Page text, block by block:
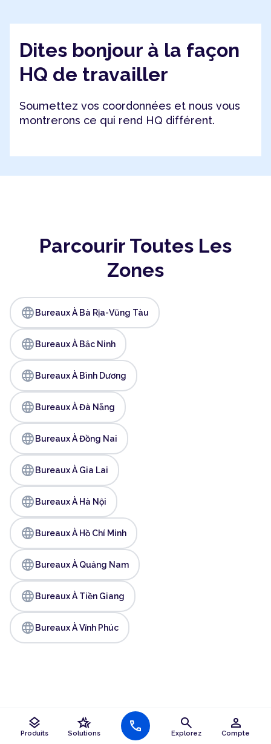
layers
Produits
hotel_class
Solutions call search
Explorez
person
Compte
Dites bonjour à la façon
HQ de travailler
Soumettez vos coordonnées et nous vous
montrerons ce qui rend HQ différent.
Parcourir Toutes Les
Zones
language Bureaux À Bà Rịa-Vũng Tàu
language Bureaux À Bắc Ninh
language Bureaux À Bình Dương
language Bureaux À Đà Nẵng
language Bureaux À Đồng Nai
language Bureaux À Gia Lai
language Bureaux À Hà Nội
language Bureaux À Hồ Chí Minh
language Bureaux À Quảng Nam
language Bureaux À Tiền Giang
language Bureaux À Vĩnh Phúc
Les contrats HQ ne sont pas des contrats de location,